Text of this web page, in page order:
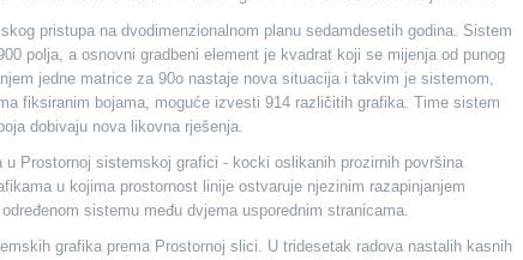
pristupa na dvodimenzionalnom planu sedamdesetih godina. Sistem
polja, a osnovni gradbeni element je kvadrat koji se mijenja od punog
jedne matrice za 90o nastaje nova situacija i takvim je sistemom,
fiksiranim bojama, moguće izvesti 914 različitih grafika. Time sistem
dobivaju nova likovna rješenja.
Prostornoj sistemskoj grafici - kocki oslikanih prozirnih površina
u kojima prostornost linije ostvaruje njezinim razapinjanjem
sistemu među dvjema usporednim stranicama.
grafika prema Prostornoj slici. U tridesetak radova nastalih kasnih